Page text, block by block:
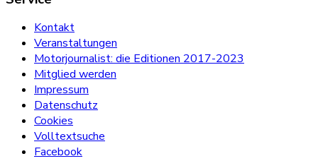
Kontakt
Veranstaltungen
Motorjournalist: die Editionen 2017-2023
Mitglied werden
Impressum
Datenschutz
Cookies
Volltextsuche
Facebook